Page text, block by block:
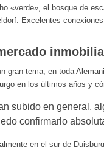
«verde», el bosque de
Excelentes
gran tema, en toda
en los últimos años y
subido en general,
confirmarlo
en el sur de